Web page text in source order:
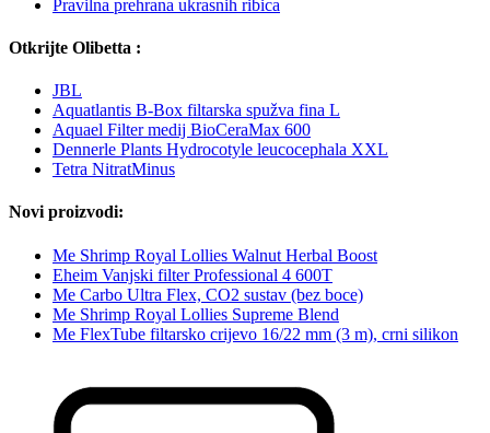
Pravilna prehrana ukrasnih ribica
Otkrijte Olibetta :
JBL
Aquatlantis B-Box filtarska spužva fina L
Aquael Filter medij BioCeraMax 600
Dennerle Plants Hydrocotyle leucocephala XXL
Tetra NitratMinus
Novi proizvodi:
Me Shrimp Royal Lollies Walnut Herbal Boost
Eheim Vanjski filter Professional 4 600T
Me Carbo Ultra Flex, CO2 sustav (bez boce)
Me Shrimp Royal Lollies Supreme Blend
Me FlexTube filtarsko crijevo 16/22 mm (3 m), crni silikon